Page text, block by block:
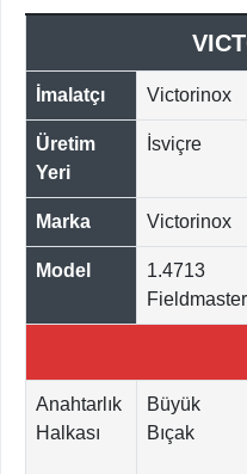
İmalatçı Victorinox
Üretim
Yeri
İsviçre
Marka Victorinox
Model
1.4713
Fieldmaster
Anahtarlık
Halkası
Büyük
Bıçak